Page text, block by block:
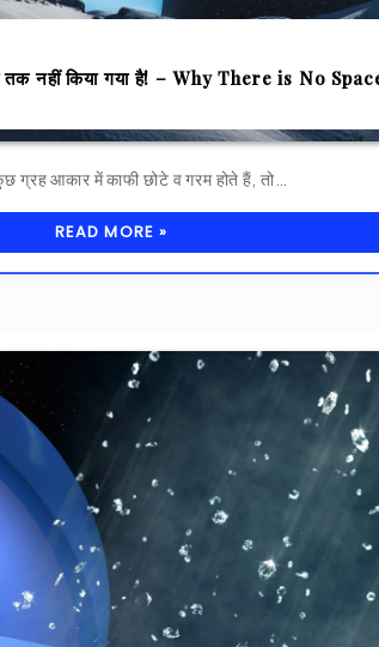
नहीं किया गया है! – Why There is No
आकार में काफी छोटे व गरम होते हैं, तो…
READ MORE »